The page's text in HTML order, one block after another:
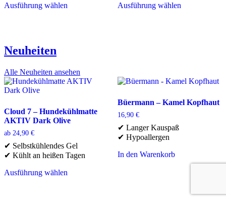
werden
werden
Ausführung wählen
Varianten
auf.
Die
Optionen
können
auf
Produktseite
gewählt
werden
Ausführung wählen
Optionen
können
der
Produktseite
gewählt
werden
Neuheiten
Alle Neuheiten ansehen
Cloud 7 – Hundekühlmatte
AKTIV Dark Olive
ab 24,90 €
✔ Selbstkühlendes Gel
✔ Kühlt an heißen Tagen
Ausführung wählen
Büermann – Kamel Kopfhaut
16,90 €
✔ Langer Kauspaß
✔ Hypoallergen
In den Warenkorb